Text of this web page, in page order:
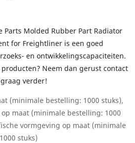
Parts Molded Rubber Part Radiator
for Freightliner is een goed
en ontwikkelingscapaciteiten.
Neem dan gerust contact
verder!
(minimale bestelling: 1000 stuks),
maat (minimale bestelling: 1000
vormgeving op maat (minimale
stuks)